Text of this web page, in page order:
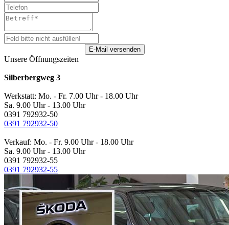
Unsere Öffnungszeiten
Silberbergweg 3
Werkstatt: Mo. - Fr. 7.00 Uhr - 18.00 Uhr
Sa. 9.00 Uhr - 13.00 Uhr
0391 792932-50
0391 792932-50
Verkauf: Mo. - Fr. 9.00 Uhr - 18.00 Uhr
Sa. 9.00 Uhr - 13.00 Uhr
0391 792932-55
0391 792932-55